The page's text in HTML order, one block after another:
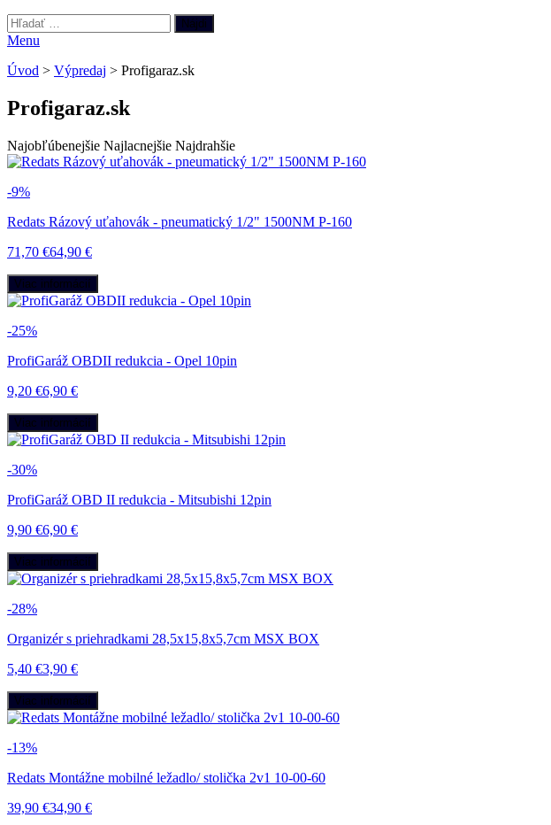
Hľadať:
Menu
Úvod > Výpredaj > Profigaraz.sk
Profigaraz.sk
Najobľúbenejšie Najlacnejšie Najdrahšie
-9%
Redats Rázový uťahovák - pneumatický 1/2" 1500NM P-160
71,70 €64,90 €
Viac informácií
-25%
ProfiGaráž OBDII redukcia - Opel 10pin
9,20 €6,90 €
Viac informácií
-30%
ProfiGaráž OBD II redukcia - Mitsubishi 12pin
9,90 €6,90 €
Viac informácií
-28%
Organizér s priehradkami 28,5x15,8x5,7cm MSX BOX
5,40 €3,90 €
Viac informácií
-13%
Redats Montážne mobilné ležadlo/ stolička 2v1 10-00-60
39,90 €34,90 €